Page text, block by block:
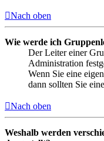
Nach oben
Wie werde ich
Der Leiter einer
Administration
Wenn Sie eine
dann sollten Sie
Nach oben
Weshalb werden